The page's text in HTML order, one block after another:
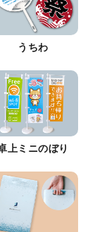
うちわ
上ミニのぼり